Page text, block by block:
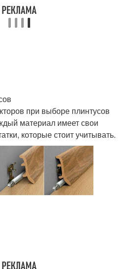
Деревянный плинтус
Плинтусы по форме
при выборе плинтусов
материал имеет свои
которые стоит учитывать.